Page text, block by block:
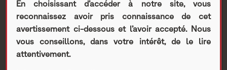
[VIDEO] : Paroles
d’Entrepreneurs,
En choisissant d’accéder à notre site, vous
reconnaissez avoir pris connaissance de cet
avertissement ci-dessous et l’avoir accepté. Nous
vous conseillons, dans votre intérêt, de le lire
attentivement.